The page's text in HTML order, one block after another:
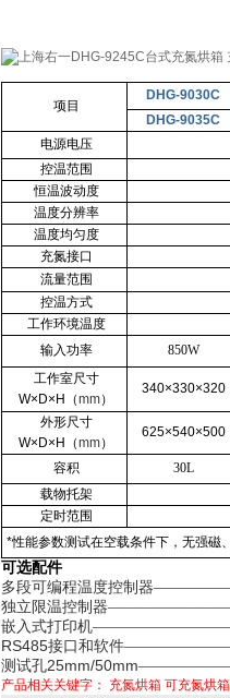
项目
DHG-9030C
DHG-9035C
电源电压
控温范围
恒温波动度
温度分辨率
温度均匀度
充氮接口
流量范围
控温方式
工作环境温度
输入功率
850W
工作室尺寸
W×D×H
（mm）
340×330×320
外形尺寸
W×D×H
（mm）
625×540×500
容积
30L
载物托架
定时范围
*性能参数测试在空载条件下，无强磁
可选配件
多段可编程温度控制器
独立限温控制器
嵌入式打印机
RS485接口和软件
测试孔25mm/50mm
产品相关关键字： 充氮烘箱 可充氮烘箱